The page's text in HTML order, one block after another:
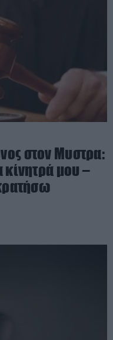
στον Μυστρα:
κίνητρά μου –